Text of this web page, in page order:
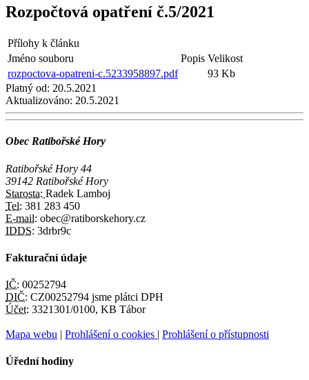
Rozpočtová opatření č.5/2021
Přílohy k článku
Jméno souboru
Popis Velikost
rozpoctova-opatreni-c.5233958897.pdf
93 Kb
Platný od: 20.5.2021
Aktualizováno: 20.5.2021
Obec Ratibořské Hory
Ratibořské Hory 44
39142 Ratibořské Hory
Starosta: Radek Lamboj
Tel: 381 283 450
E-mail: obec@ratiborskehory.cz
IDDS: 3drbr9c
Fakturační údaje
IČ: 00252794
DIČ: CZ00252794 jsme plátci DPH
Účet: 3321301/0100, KB Tábor
Mapa webu | Prohlášení o cookies | Prohlášení o přístupnosti
Úřední hodiny